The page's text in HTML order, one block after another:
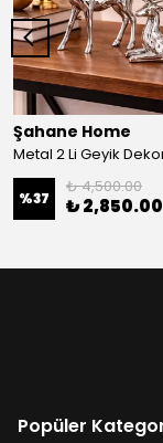
Şahane Home
Metal 2 Li Geyik
%37
₺ 4,500.00
₺ 2,850.00
Popüler